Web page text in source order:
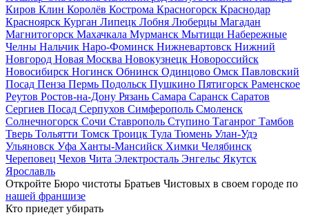
Киров Клин Королёв Кострома Красногорск Краснодар
Красноярск Курган Липецк Лобня Люберцы Магадан
Магнитогорск Махачкала Мурманск Мытищи Набережные
Челны Нальчик Наро-Фоминск Нижневартовск Нижний
Новгород Новая Москва Новокузнецк Новороссийск
Новосибирск Ногинск Обнинск Одинцово Омск Павловский
Посад Пенза Пермь Подольск Пушкино Пятигорск Раменское
Реутов Ростов-на-Дону Рязань Самара Саранск Саратов
Сергиев Посад Серпухов Симферополь Смоленск
Солнечногорск Сочи Ставрополь Ступино Таганрог Тамбов
Тверь Тольятти Томск Троицк Тула Тюмень Улан-Удэ
Ульяновск Уфа Ханты-Мансийск Химки Челябинск
Череповец Чехов Чита Электросталь Энгельс Якутск
Ярославль
Откройте Бюро чистоты Братьев Чистовых в своем городе по
нашей франшизе
Кто приедет убирать